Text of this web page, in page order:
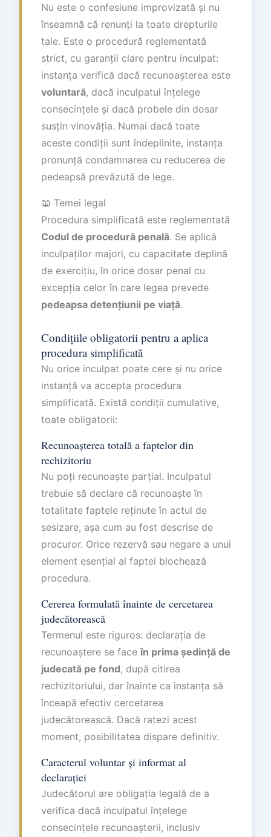
Nu este o confesiune improvizată și nu
înseamnă că renunți la toate drepturile
tale. Este o procedură reglementată
strict, cu garanții clare pentru inculpat:
instanța verifică dacă recunoașterea este
voluntară, dacă inculpatul înțelege
consecințele și dacă probele din dosar
susțin vinovăția. Numai dacă toate
aceste condiții sunt îndeplinite, instanța
pronunță condamnarea cu reducerea de
pedeapsă prevăzută de lege.
📖 Temei legal
Procedura simplificată este reglementată
Codul de procedură penală. Se aplică
inculpaților majori, cu capacitate deplină
de exercițiu, în orice dosar penal cu
excepția celor în care legea prevede
pedeapsa detențiunii pe viață.
Condițiile obligatorii pentru a aplica
procedura simplificată
Nu orice inculpat poate cere și nu orice
instanță va accepta procedura
simplificată. Există condiții cumulative,
toate obligatorii:
Recunoașterea totală a faptelor din
rechizitoriu
Nu poți recunoaște parțial. Inculpatul
trebuie să declare că recunoaște în
totalitate faptele reținute în actul de
sesizare, așa cum au fost descrise de
procuror. Orice rezervă sau negare a unui
element esențial al faptei blochează
procedura.
Cererea formulată înainte de cercetarea
judecătorească
Termenul este riguros: declarația de
recunoaștere se faceîn prima ședință de
judecată pe fond, după citirea
rechizitoriului, dar înainte ca instanța să
înceapă efectiv cercetarea
judecătorească. Dacă ratezi acest
moment, posibilitatea dispare definitiv.
Caracterul voluntar și informat al
declarației
Judecătorul are obligația legală de a
verifica dacă inculpatul înțelege
consecințele recunoașterii, inclusiv